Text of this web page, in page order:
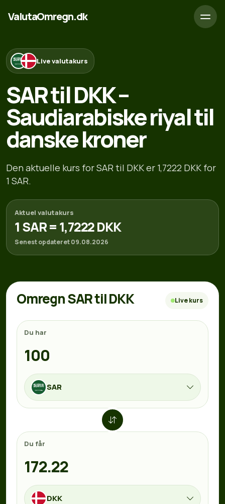
ValutaOmregn.dk
Live valutakurs
SAR til DKK –
Saudiarabiske riyal til
danske kroner
Den aktuelle kurs for SAR til DKK er 1,7222 DKK for
1 SAR.
Aktuel valutakurs
1 SAR = 1,7222 DKK
Senest opdateret 09.08.2026
Omregn SAR til DKK Live kurs
Du har
SAR
Du får
DKK